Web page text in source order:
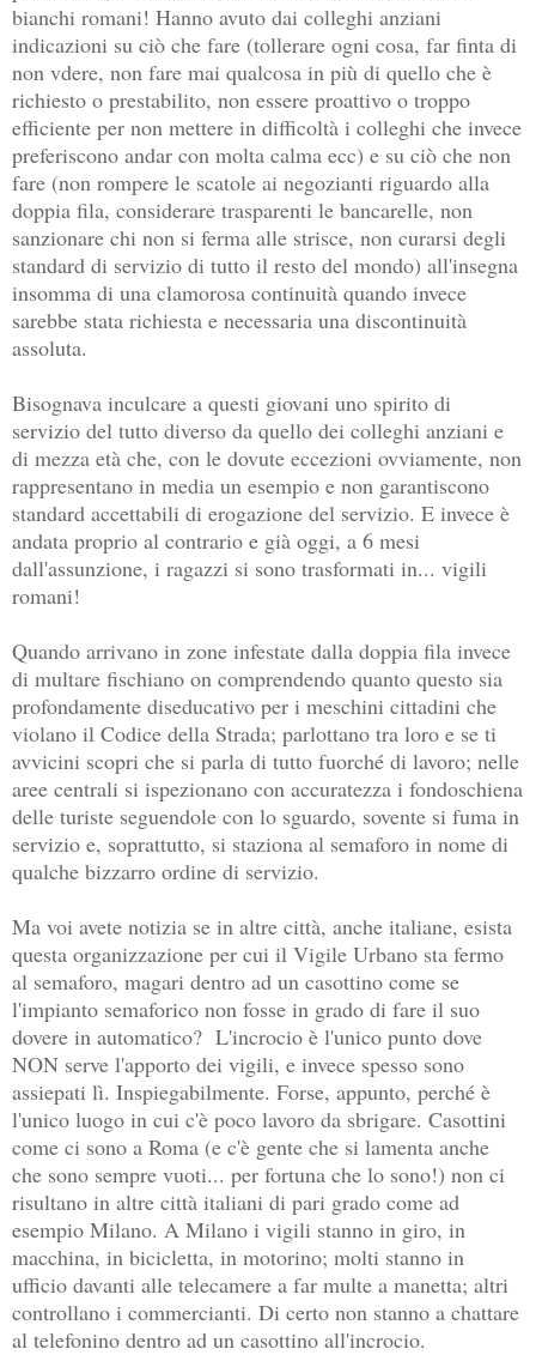
bianchi romani! Hanno avuto dai colleghi anziani
indicazioni su ciò che fare (tollerare ogni cosa, far finta di
non vdere, non fare mai qualcosa in più di quello che è
richiesto o prestabilito, non essere proattivo o troppo
efficiente per non mettere in difficoltà i colleghi che invece
preferiscono andar con molta calma ecc) e su ciò che non
fare (non rompere le scatole ai negozianti riguardo alla
doppia fila, considerare trasparenti le bancarelle, non
sanzionare chi non si ferma alle strisce, non curarsi degli
standard di servizio di tutto il resto del mondo) all'insegna
insomma di una clamorosa continuità quando invece
sarebbe stata richiesta e necessaria una discontinuità
assoluta.
Bisognava inculcare a questi giovani uno spirito di
servizio del tutto diverso da quello dei colleghi anziani e
di mezza età che, con le dovute eccezioni ovviamente, non
rappresentano in media un esempio e non garantiscono
standard accettabili di erogazione del servizio. E invece è
andata proprio al contrario e già oggi, a 6 mesi
dall'assunzione, i ragazzi si sono trasformati in... vigili
romani!
Quando arrivano in zone infestate dalla doppia fila invece
di multare fischiano on comprendendo quanto questo sia
profondamente diseducativo per i meschini cittadini che
violano il Codice della Strada; parlottano tra loro e se ti
avvicini scopri che si parla di tutto fuorché di lavoro; nelle
aree centrali si ispezionano con accuratezza i fondoschiena
delle turiste seguendole con lo sguardo, sovente si fuma in
servizio e, soprattutto, si staziona al semaforo in nome di
qualche bizzarro ordine di servizio.
Ma voi avete notizia se in altre città, anche italiane, esista
questa organizzazione per cui il Vigile Urbano sta fermo
al semaforo, magari dentro ad un casottino come se
l'impianto semaforico non fosse in grado di fare il suo
dovere in automatico? L'incrocio è l'unico punto dove
NON serve l'apporto dei vigili, e invece spesso sono
assiepati lì. Inspiegabilmente. Forse, appunto, perché è
l'unico luogo in cui c'è poco lavoro da sbrigare. Casottini
come ci sono a Roma (e c'è gente che si lamenta anche
che sono sempre vuoti... per fortuna che lo sono!) non ci
risultano in altre città italiani di pari grado come ad
esempio Milano. A Milano i vigili stanno in giro, in
macchina, in bicicletta, in motorino; molti stanno in
ufficio davanti alle telecamere a far multe a manetta; altri
controllano i commercianti. Di certo non stanno a chattare
al telefonino dentro ad un casottino all'incrocio.